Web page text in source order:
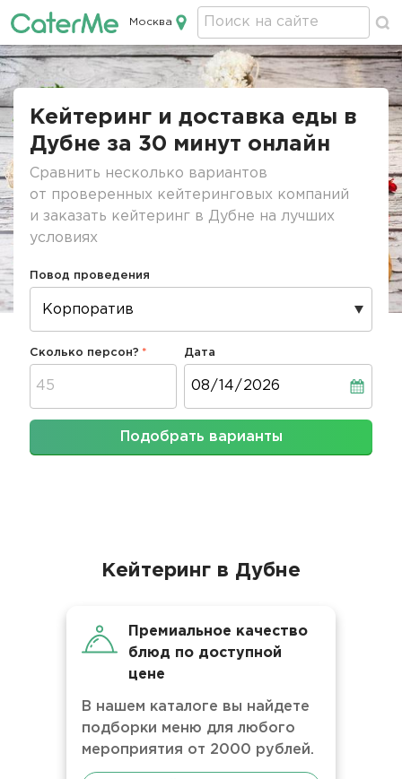
Кейтеринг в Москве
Москва
Строка
Кейтеринг и доставка еды в
Дубне за 30 минут онлайн
Сравнить несколько вариантов
от проверенных кейтеринговых компаний
и заказать кейтеринг в Дубне на лучших
условиях
Повод проведения
Сколько персон? Дата
Подобрать варианты
Кейтеринг в Дубне
Премиальное качество
блюд по доступной
цене
В нашем каталоге вы найдете
подборки меню для любого
мероприятия от 2000 рублей.